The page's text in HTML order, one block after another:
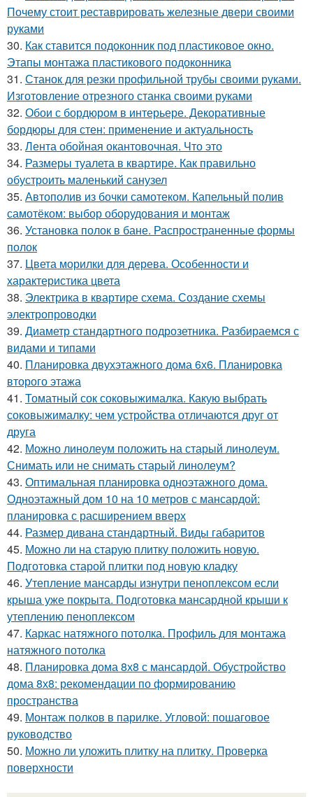
Почему стоит реставрировать железные двери своими
руками
30. Как ставится подоконник под пластиковое окно.
Этапы монтажа пластикового подоконника
31. Станок для резки профильной трубы своими руками.
Изготовление отрезного станка своими руками
32. Обои с бордюром в интерьере. Декоративные
бордюры для стен: применение и актуальность
33. Лента обойная окантовочная. Что это
34. Размеры туалета в квартире. Как правильно
обустроить маленький санузел
35. Автополив из бочки самотеком. Капельный полив
самотёком: выбор оборудования и монтаж
36. Установка полок в бане. Распространенные формы
полок
37. Цвета морилки для дерева. Особенности и
характеристика цвета
38. Электрика в квартире схема. Создание схемы
электропроводки
39. Диаметр стандартного подрозетника. Разбираемся с
видами и типами
40. Планировка двухэтажного дома 6х6. Планировка
второго этажа
41. Томатный сок соковыжималка. Какую выбрать
соковыжималку: чем устройства отличаются друг от
друга
42. Можно линолеум положить на старый линолеум.
Снимать или не снимать старый линолеум?
43. Оптимальная планировка одноэтажного дома.
Одноэтажный дом 10 на 10 метров с мансардой:
планировка с расширением вверх
44. Размер дивана стандартный. Виды габаритов
45. Можно ли на старую плитку положить новую.
Подготовка старой плитки под новую кладку
46. Утепление мансарды изнутри пеноплексом если
крыша уже покрыта. Подготовка мансардной крыши к
утеплению пеноплексом
47. Каркас натяжного потолка. Профиль для монтажа
натяжного потолка
48. Планировка дома 8х8 с мансардой. Обустройство
дома 8х8: рекомендации по формированию
пространства
49. Монтаж полков в парилке. Угловой: пошаговое
руководство
50. Можно ли уложить плитку на плитку. Проверка
поверхности